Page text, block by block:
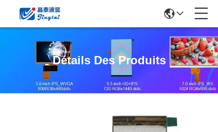
Détails Des Produits